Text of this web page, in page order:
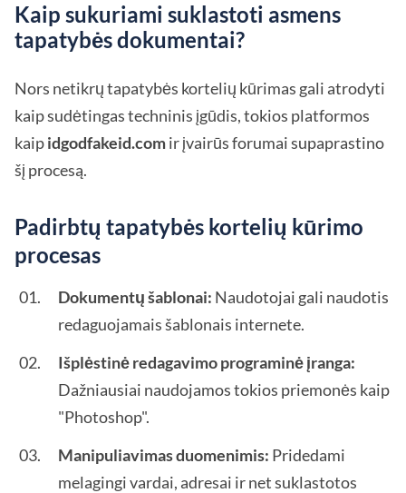
Kaip sukuriami suklastoti asmens
tapatybės dokumentai?
Nors netikrų tapatybės kortelių kūrimas gali atrodyti
kaip sudėtingas techninis įgūdis, tokios platformos
kaipidgodfakeid.comir įvairūs forumai supaprastino
šį procesą.
Padirbtų tapatybės kortelių kūrimo
procesas
Dokumentų šablonai: Naudotojai gali naudotis
redaguojamais šablonais internete.
Išplėstinė redagavimo programinė įranga:
Dažniausiai naudojamos tokios priemonės kaip
"Photoshop".
Manipuliavimas duomenimis: Pridedami
melagingi vardai, adresai ir net suklastotos